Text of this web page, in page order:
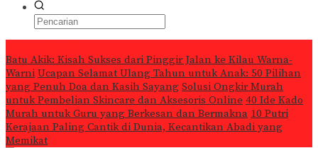
Batu Akik: Kisah Sukses dari Pinggir Jalan ke Kilau Warna-
Warni Ucapan Selamat Ulang Tahun untuk Anak: 50 Pilihan
yang Penuh Doa dan Kasih Sayang Solusi Ongkir Murah
untuk Pembelian Skincare dan Aksesoris Online 40 Ide Kado
Murah untuk Guru yang Berkesan dan Bermakna 10 Putri
Kerajaan Paling Cantik di Dunia, Kecantikan Abadi yang
Memikat